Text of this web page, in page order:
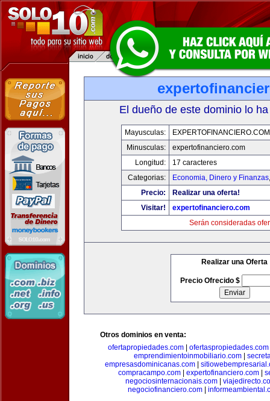
El dueño de este dominio lo
Mayusculas:
EXPERTOFINANCIERO.COM
Minusculas:
expertofinanciero.com
Longitud:
17 caracteres
Categorias:
Economia, Dinero y Finanzas
Precio:
Realizar una oferta!
Visitar!
expertofinanciero.com
Serán consideradas
Realizar una Oferta
Precio Ofrecido $
Otros dominios en venta:
ofertapropiedades.com
ofertaspropiedades.com
emprendimientoinmobiliario.com|
empresasdominicanas.com|
compracampo.com| expertofinanciero.com|
negociosinternacionais.com
negociofinanciero.com